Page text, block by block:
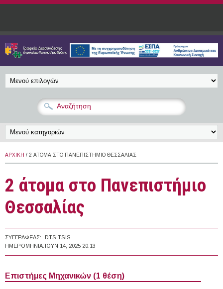
Παράκαμψη προς το κυρίως περιεχόμενο
ΑΡΧΙΚΉ / 2 ΆΤΟΜΑ ΣΤΟ ΠΑΝΕΠΙΣΤΉΜΙΟ ΘΕΣΣΑΛΊΑΣ
2 άτομα στο Πανεπιστήμιο
Θεσσαλίας
ΣΥΓΓΡΑΦΈΑΣ:
DTSITSIS
ΗΜΕΡΟΜΗΝΊΑ: ΙΟΥΝ 14, 2025 20:13
Επιστήμες Μηχανικών (1 θέση)